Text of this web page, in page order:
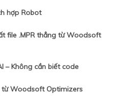
hợp Robot
file .MPR thẳng từ Woodsoft
– Không cần biết code
Woodsoft Optimizers